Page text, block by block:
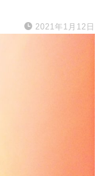
2021年1月12日